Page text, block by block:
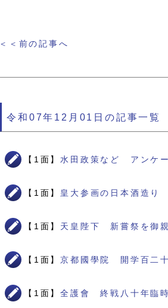
＜＜前の記事へ
令和07年12月01日の記事一覧
【1面】水田政策など アンケ
【1面】 皇大参画の日本酒造り
【1面】 天皇陛下 新嘗祭を御
【1面】京都國學院 開学百二
【1面】全護會 終戦八十年臨